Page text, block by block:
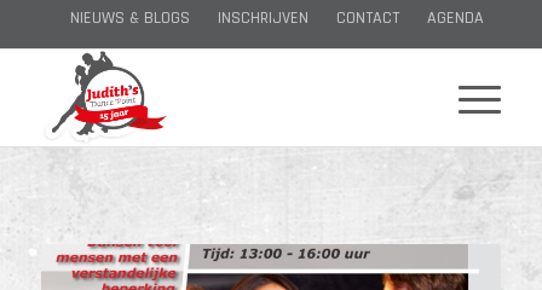
NIEUWS & BLOGS INSCHRIJVEN CONTACT AGENDA